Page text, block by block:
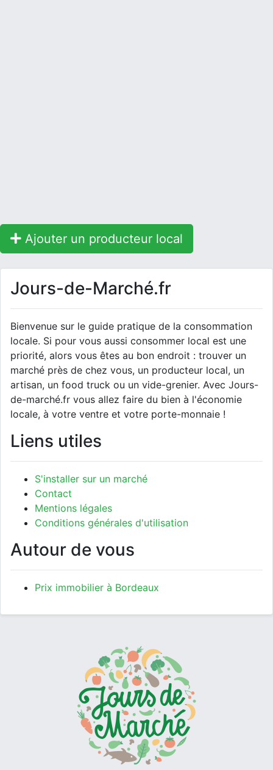
Ajouter un producteur local
Jours-de-Marché.fr
Bienvenue sur le guide pratique de la consommation
locale. Si pour vous aussi consommer local est une
priorité, alors vous êtes au bon endroit : trouver un
marché près de chez vous, un producteur local, un
artisan, un food truck ou un vide-grenier. Avec Jours-
de-marché.fr vous allez faire du bien à l'économie
locale, à votre ventre et votre porte-monnaie !
Liens utiles
S'installer sur un marché
Contact
Mentions légales
Conditions générales d'utilisation
Autour de vous
Prix immobilier à Bordeaux